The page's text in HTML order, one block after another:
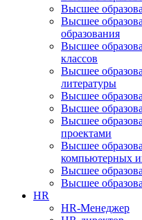
Высшее
Высшее
образования
Высшее
классов
Высшее
литературы
Высшее
Высшее
Высшее
проектами
Высшее
компьютерных
Высшее
Высшее
HR
HR-Менеджер